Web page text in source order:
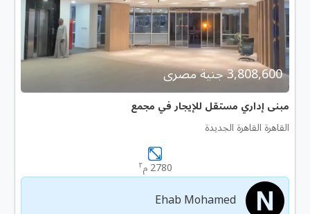
3,808,600 جنية مصرى
مبنى إداري مستقل للإيجار في مجمع
القاهرة القاهرة الجديدة
2780 م ٢
Ehab Mohamed